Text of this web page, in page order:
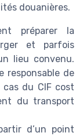
douanières.
préparer la
et parfois
lieu convenu.
responsable de
cas du CIF cost
du transport
d’un point